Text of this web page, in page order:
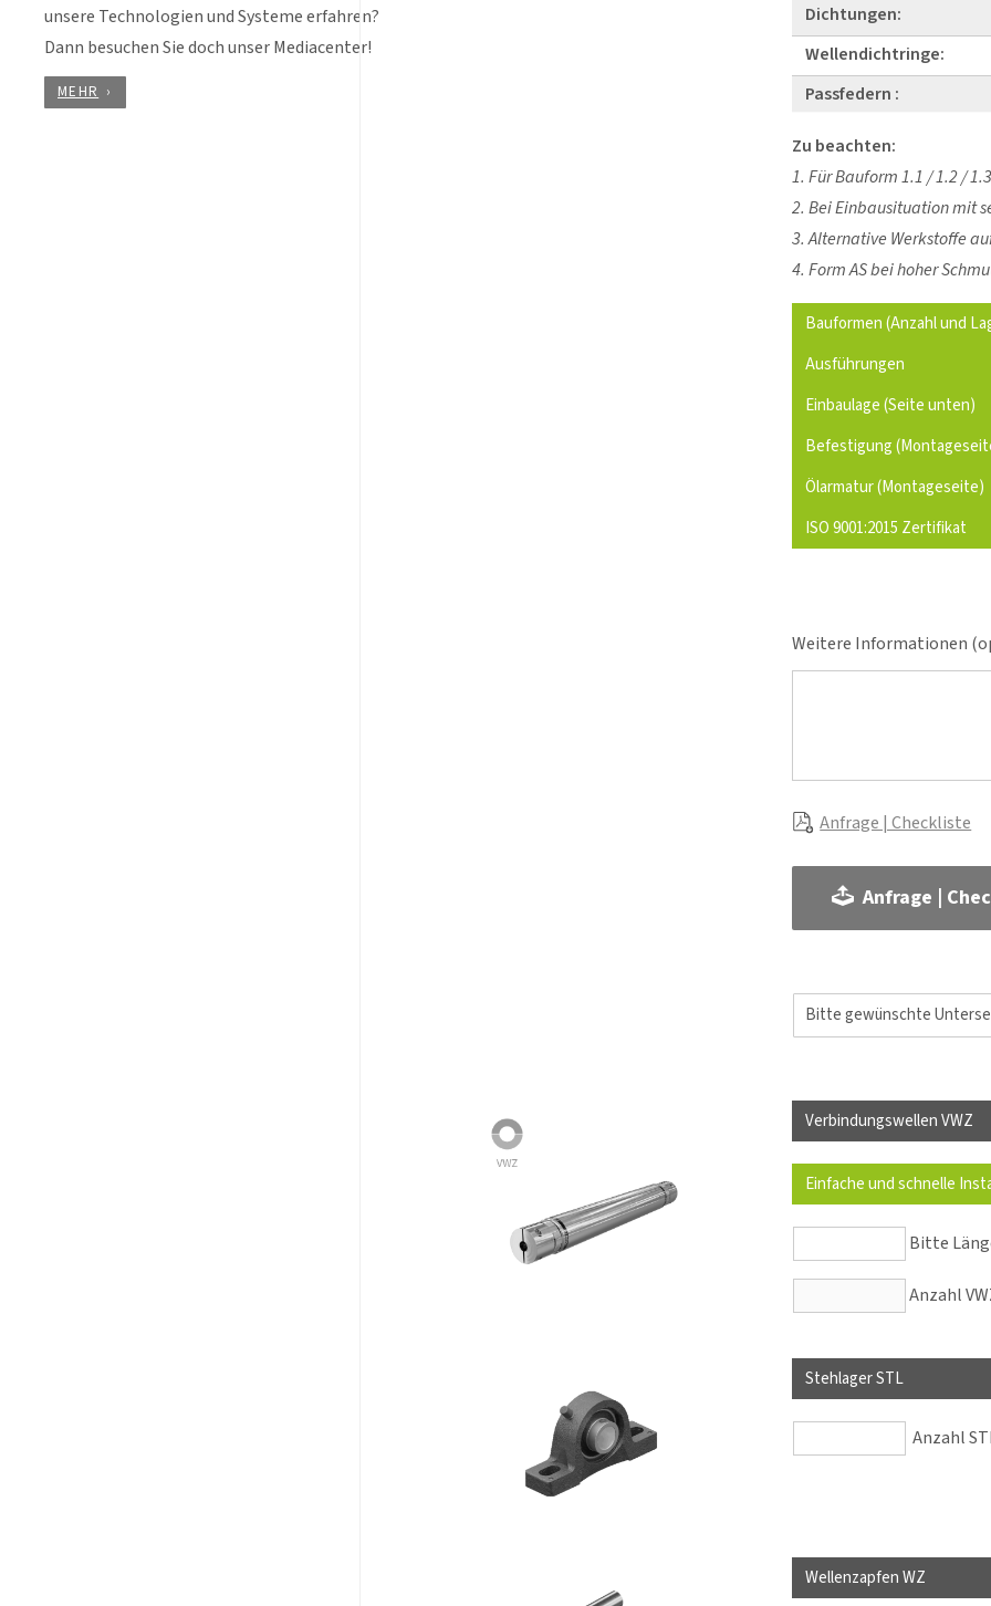
unsere Technologien und Systeme erfahren?
Dann besuchen Sie doch unser Mediacenter!
MEHR
Dichtungen:
Wellendichtringe:
Passfedern :
Zu beachten:
1. Für Bauform 1.1 / 1.2 /
2. Bei Einbausituation mit
3. Alternative Werkstoffe
4. Form AS bei hoher
Bauformen (Anzahl und
Ausführungen
Einbaulage (Seite unten)
Befestigung
Ölarmatur (Montageseite)
ISO 9001:2015 Zertifikat
Weitere Informationen
Anfrage | Checkliste
Anfrage |
Verbindungswellen VWZ
Einfache und schnelle
Bitte
Anzahl
Stehlager STL
Anzahl
Wellenzapfen WZ